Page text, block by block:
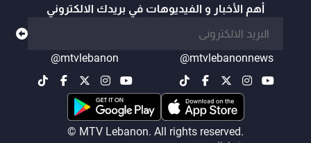
أهم الأخبار و الفيديوهات في بريدك الالكتروني
@mtvlebanonnews
@mtvlebanon
© MTV Lebanon. All rights reserved.